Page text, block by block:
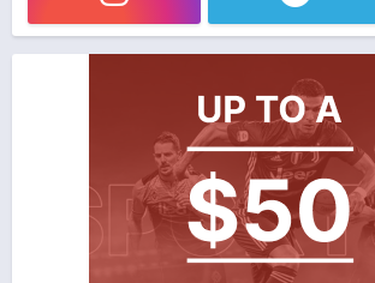
One Piece Movie 05: Norowareta
Movie - 2004 - 1h e 35 min/ep
One Piece Movie 05: Norowareta
Movie - 2004 - 1h e 35 min/ep
One Piece Movie 06: Omatsuri